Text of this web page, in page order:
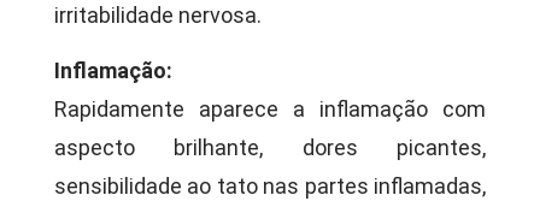
irritabilidade nervosa.
Inflamação:
Rapidamente aparece a inflamação com
aspecto brilhante, dores picantes,
sensibilidade ao tato nas partes inflamadas,